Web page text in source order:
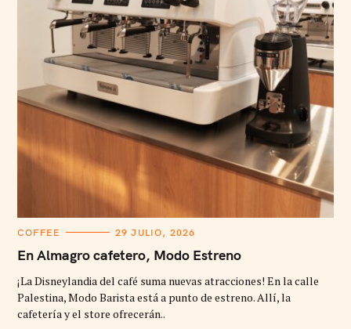
C
T
E
O
R
I
E
COFFEE 29 JULIO, 2026
En Almagro cafetero, Modo Estreno
¡La Disneylandia del café suma nuevas atracciones! En la calle
Palestina, Modo Barista está a punto de estreno. Allí, la
cafetería y el store ofrecerán..